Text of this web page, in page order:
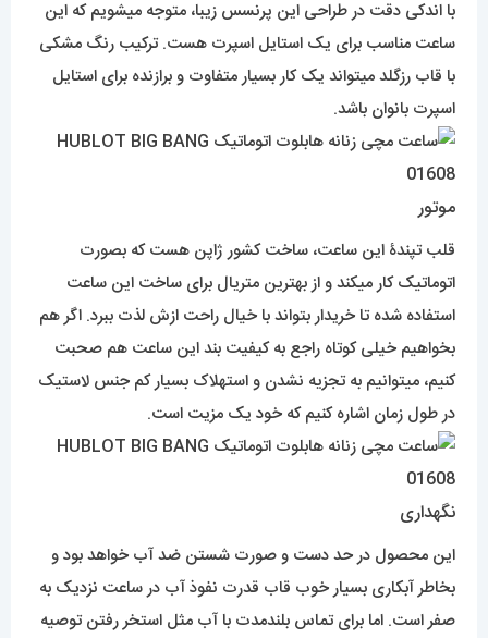
با اندکی دقت در طراحی این پرنسس زیبا، متوجه میشویم که این
ساعت مناسب برای یک استایل اسپرت هست. ترکیب رنگ مشکی
با قاب رزگلد میتواند یک کار بسیار متفاوت و برازنده برای استایل
اسپرت بانوان باشد.
موتور
قلب تپندۀ این ساعت، ساخت کشور ژاپن هست که بصورت
اتوماتیک کار میکند و از بهترین متریال برای ساخت این ساعت
استفاده شده تا خریدار بتواند با خیال راحت ازش لذت ببرد. اگر هم
بخواهیم خیلی کوتاه راجع به کیفیت بند این ساعت هم صحبت
کنیم، میتوانیم به تجزیه نشدن و استهلاک بسیار کم جنس لاستیک
در طول زمان اشاره کنیم که خود یک مزیت است.
نگهداری
این محصول در حد دست و صورت شستن ضد آب خواهد بود و
بخاطر آبکاری بسیار خوب قاب قدرت نفوذ آب در ساعت نزدیک به
صفر است. اما برای تماس بلندمدت با آب مثل استخر رفتن توصیه